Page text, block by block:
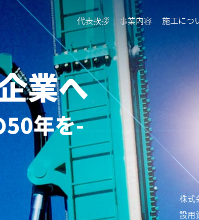
代表挨拶 事業内容 施工につ
業へ
50年を-
株式
設用